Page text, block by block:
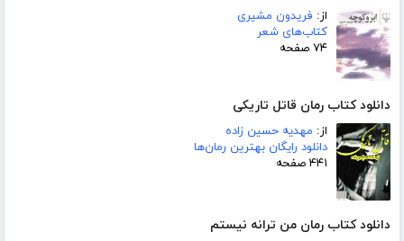
از: فریدون مشیری
کتاب‌های شعر
۷۴ صفحه
دانلود کتاب رمان قاتل تاریکی
از: مهدیه حسین زاده
دانلود رایگان بهترین رمان‌ها
۴۴۱ صفحه
دانلود کتاب رمان من ترانه نیستم